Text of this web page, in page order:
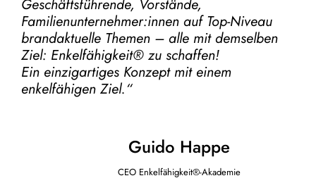
Geschäftsführende, Vorstände,
Familienunternehmer:innen auf Top-Niveau
brandaktuelle Themen – alle mit demselben
Ziel: Enkelfähigkeit® zu schaffen!
Ein einzigartiges Konzept mit einem
enkelfähigen Ziel.“
Guido Happe
CEO Enkelfähigkeit®-Akademie